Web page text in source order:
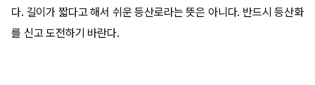
다. 길이가 짧다고 해서 쉬운 등산로라는 뜻은 아니다. 반드시 등산화
를 신고 도전하기 바란다.​